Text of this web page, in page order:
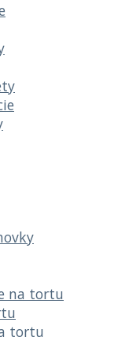
na tortu
tortu